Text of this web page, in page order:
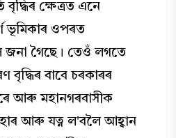
ক্ষেত্ৰত এনে
ভূমিকাৰ ওপৰত
গৈছে। তেওঁ লগতে
বাবে চৰকাৰৰ
আৰু মহানগৰবাসীক
আৰু যত্ন ল'বলৈ আহ্বান